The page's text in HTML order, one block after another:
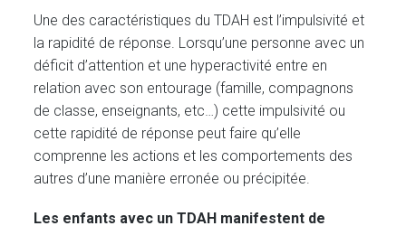
Une des caractéristiques du TDAH est l’impulsivité et
la rapidité de réponse. Lorsqu’une personne avec un
déficit d’attention et une hyperactivité entre en
relation avec son entourage (famille, compagnons
de classe, enseignants, etc…) cette impulsivité ou
cette rapidité de réponse peut faire qu’elle
comprenne les actions et les comportements des
autres d’une manière erronée ou précipitée.
Les enfants avec un TDAH manifestent de